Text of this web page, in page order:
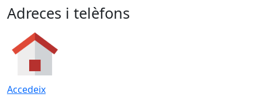
Adreces i telèfons
Accedeix